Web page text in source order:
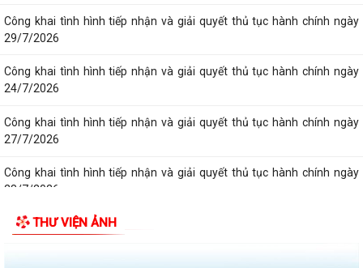
Công khai tình hình tiếp nhận và giải quyết thủ tục hành chính ngày
29/7/2026
Công khai tình hình tiếp nhận và giải quyết thủ tục hành chính ngày
24/7/2026
Công khai tình hình tiếp nhận và giải quyết thủ tục hành chính ngày
27/7/2026
Công khai tình hình tiếp nhận và giải quyết thủ tục hành chính ngày
28/7/2026
THƯ VIỆN ẢNH